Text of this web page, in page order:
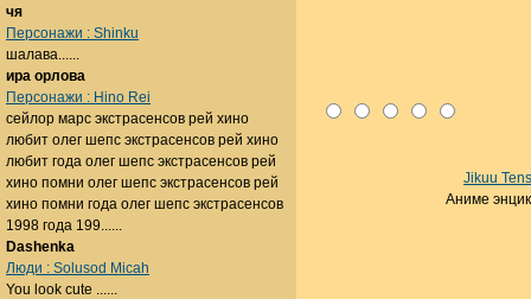
Jikuu
Аниме
чя
Персонажи : Shinku
шалава......
ира орлова
Персонажи : Hino Rei
сейлор марс экстрасенсов рей хино
любит олег шепс экстрасенсов рей хино
любит года олег шепс экстрасенсов рей
хино помни олег шепс экстрасенсов рей
хино помни года олег шепс экстрасенсов
1998 года 199......
Dashenka
Люди : Solusod Micah
You look cute ......